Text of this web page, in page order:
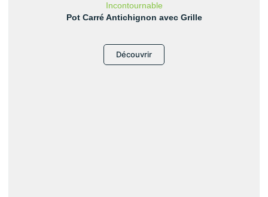
Incontournable
Pot Carré Antichignon avec Grille
Découvrir